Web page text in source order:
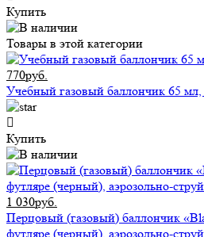
Купить
Товары в этой категории
770руб.
Учебный газовый баллончик 65 мл,
Купить
1 030руб.
Перцовый (газовый) баллончик
футляре (черный), аэрозольно-